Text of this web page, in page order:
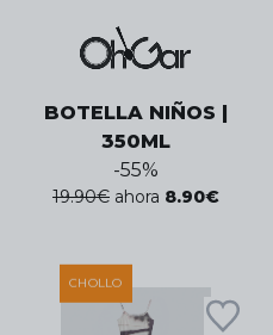
BOTELLA NIÑOS |
350ML
-55%
19.90€ ahora 8.90€
CHOLLO